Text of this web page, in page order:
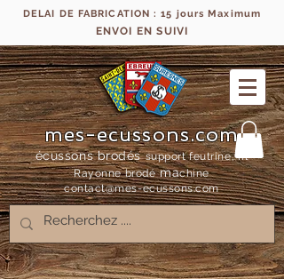
DELAI DE FABRICATION : 15 jours Maximum
ENVOI EN SUIVI
mes-ecussons.com
écussons brodés support feutrine, fil
Rayonne brodémachine
contact@mes-ecussons.com